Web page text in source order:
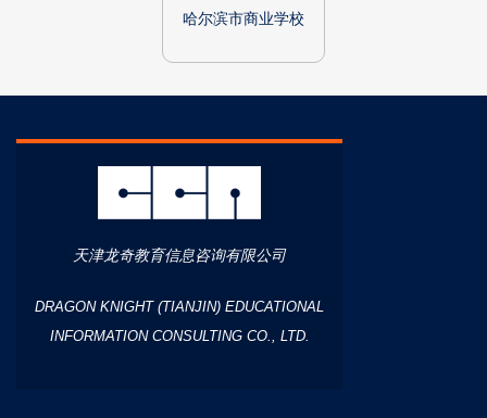
哈尔滨市商业学校
天津龙奇教育信息咨询有限公司
DRAGON KNIGHT (TIANJIN) EDUCATIONAL
INFORMATION CONSULTING CO., LTD.